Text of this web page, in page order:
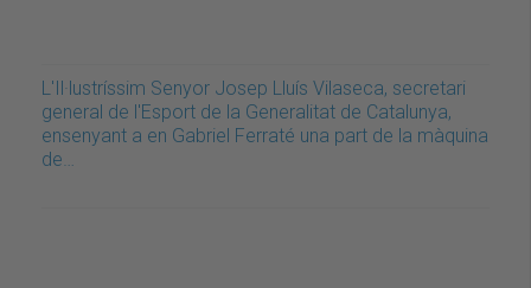
L'Il·lustríssim Senyor Josep Lluís Vilaseca, secretari
general de l'Esport de la Generalitat de Catalunya,
ensenyant a en Gabriel Ferraté una part de la màquina
de…